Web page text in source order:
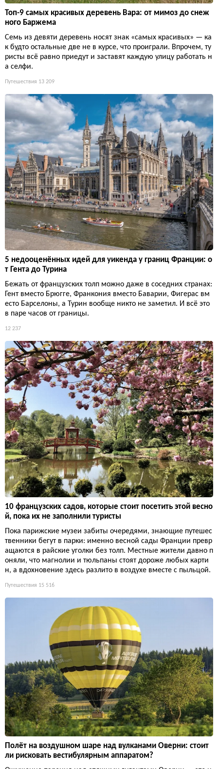
Топ-9 самых красивых деревень Вара: от мимоз до снеж
ного Баржема
Семь из девяти деревень носят знак «самых красивых» — ка
к будто остальные две не в курсе, что проиграли. Впрочем, ту
ристы всё равно приедут и заставят каждую улицу работать н
а селфи.
Путешествия 13 209
5 недооценённых идей для уикенда у границ Франции: о
т Гента до Турина
Бежать от французских толп можно даже в соседних странах:
Гент вместо Брюгге, Франкония вместо Баварии, Фигерас вм
есто Барселоны, а Турин вообще никто не заметил. И всё это
в паре часов от границы.
12 237
10 французских садов, которые стоит посетить этой весно
й, пока их не заполнили туристы
Пока парижские музеи забиты очередями, знающие путешес
твенники бегут в парки: именно весной сады Франции превр
ащаются в райские уголки без толп. Местные жители давно п
оняли, что магнолии и тюльпаны стоят дороже любых карти
н, а вдохновение здесь разлито в воздухе вместе с пыльцой.
Путешествия 15 516
Полёт на воздушном шаре над вулканами Оверни: стоит
ли рисковать вестибулярным аппаратом?